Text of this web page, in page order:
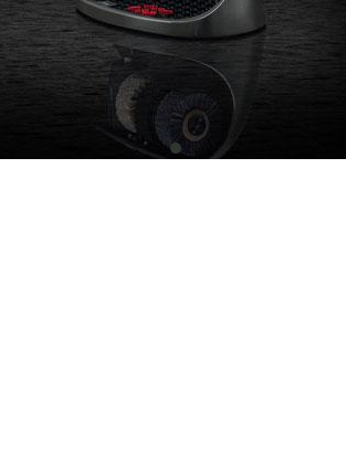
item